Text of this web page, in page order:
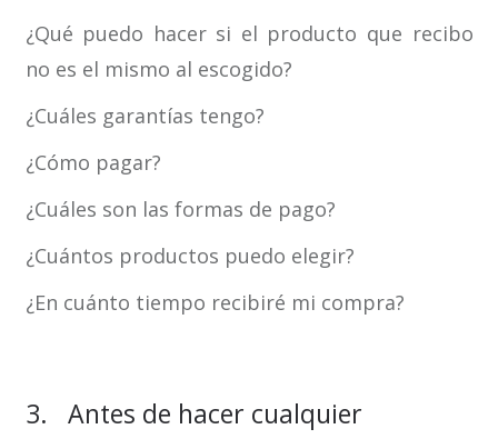
¿Qué puedo hacer si el producto que recibo
no es el mismo al escogido?
¿Cuáles garantías tengo?
¿Cómo pagar?
¿Cuáles son las formas de pago?
¿Cuántos productos puedo elegir?
¿En cuánto tiempo recibiré mi compra?
3. Antes de hacer cualquier